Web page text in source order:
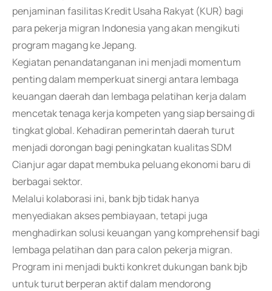
penjaminan fasilitas Kredit Usaha Rakyat (KUR) bagi
para pekerja migran Indonesia yang akan mengikuti
program magang ke Jepang.
Kegiatan penandatanganan ini menjadi momentum
penting dalam memperkuat sinergi antara lembaga
keuangan daerah dan lembaga pelatihan kerja dalam
mencetak tenaga kerja kompeten yang siap bersaing di
tingkat global. Kehadiran pemerintah daerah turut
menjadi dorongan bagi peningkatan kualitas SDM
Cianjur agar dapat membuka peluang ekonomi baru di
berbagai sektor.
Melalui kolaborasi ini, bank bjb tidak hanya
menyediakan akses pembiayaan, tetapi juga
menghadirkan solusi keuangan yang komprehensif bagi
lembaga pelatihan dan para calon pekerja migran.
Program ini menjadi bukti konkret dukungan bank bjb
untuk turut berperan aktif dalam mendorong